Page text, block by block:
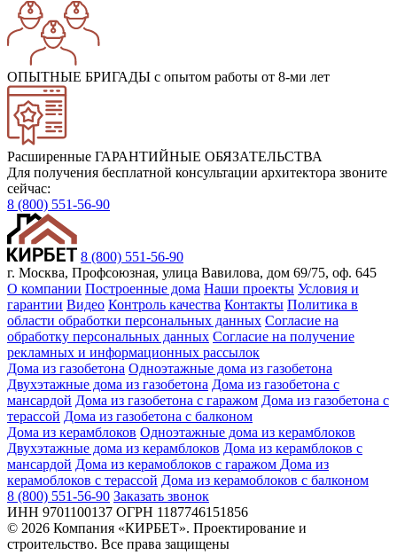
ОПЫТНЫЕ БРИГАДЫ с опытом работы от 8-ми лет
Расширенные ГАРАНТИЙНЫЕ ОБЯЗАТЕЛЬСТВА
Для получения бесплатной консультации архитектора звоните
сейчас:
8 (800) 551-56-90
8 (800) 551-56-90
г. Москва, Профсоюзная, улица Вавилова, дом 69/75, оф. 645
О компании Построенные дома Наши проекты Условия и
гарантии Видео Контроль качества Контакты Политика в
области обработки персональных данных Согласие на
обработку персональных данных Согласие на получение
рекламных и информационных рассылок
Дома из газобетона Одноэтажные дома из газобетона
Двухэтажные дома из газобетона Дома из газобетона с
мансардой Дома из газобетона с гаражом Дома из газобетона с
терассой Дома из газобетона с балконом
Дома из керамблоков Одноэтажные дома из керамблоков
Двухэтажные дома из керамблоков Дома из керамблоков с
мансардой Дома из керамоблоков с гаражом Дома из
керамоблоков с терассой Дома из керамоблоков с балконом
8 (800) 551-56-90 Заказать звонок
ИНН 9701100137 ОГРН 1187746151856
© 2026 Компания «КИРБЕТ». Проектирование и
строительство. Все права защищены